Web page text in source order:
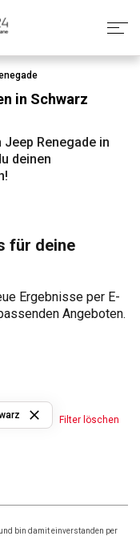
in Schwarz
Renegade in
deinen
für deine
Ergebnisse per E-
Angeboten.
Filter löschen
und bin damit einverstanden per